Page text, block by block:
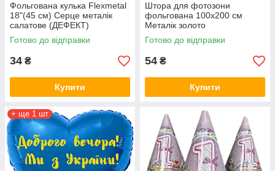
Фольгована кулька Flexmetal
18"(45 см) Серце металік
салатове (ДЕФЕКТ)
Готово до відправки
34 ₴
Купити
Штора для фотозони
фольгована 100х200 см
Металік золото
Готово до відправки
54 ₴
Купити
+ ще 1 шт